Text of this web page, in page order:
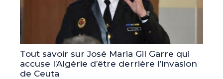
Tout savoir sur José Maria Gil Garre qui
accuse l’Algérie d’être derrière l’invasion
de Ceuta